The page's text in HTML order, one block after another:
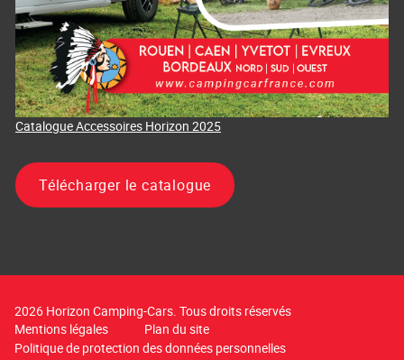
Catalogue Accessoires Horizon 2025
Télécharger le catalogue
2026 Horizon Camping-Cars. Tous droits réservés
Mentions légales
Plan du site
Politique de protection des données personnelles